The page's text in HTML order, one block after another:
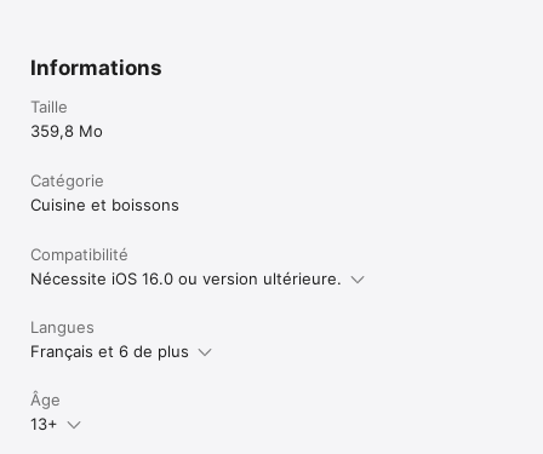
Informations
Taille
359,8 Mo
Catégorie
Cuisine et boissons
Compatibilité
Nécessite iOS 16.0 ou version ultérieure.
Langues
Français et 6 de plus
Âge
13+